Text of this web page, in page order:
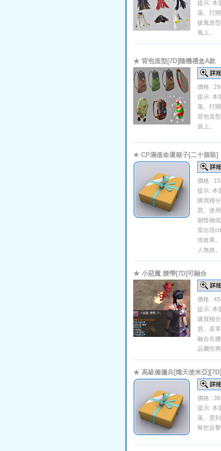
提示: 本
落。打
披風造
風上。
★ 背包造型[7D]隨機禮盒A款
價格 :
提示: 本
落。打
背包造
袋上。
★ CP滿值命運箱子[二十個裝]
價格 :
提示: 本
購買積
買。使
個怪物
當出現
倍效果
人無效。
★ 小惡魔 腰帶[7D]可融合
價格 :
提示: 本
購買積
買。若
融合在
品屬性
★ 高級僱傭兵[熾天使米亞
價格 :
提示: 本
落。受
幫您反